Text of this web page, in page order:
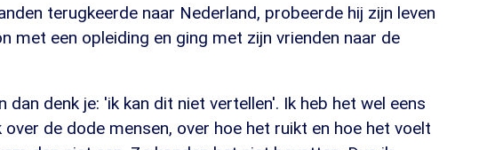
terugkeerde naar Nederland, probeerde hij zijn leven
met een opleiding en ging met zijn vrienden naar de
dan denk je: 'ik kan dit niet vertellen'. Ik heb het wel eens
de dode mensen, over hoe het ruikt en hoe het voelt